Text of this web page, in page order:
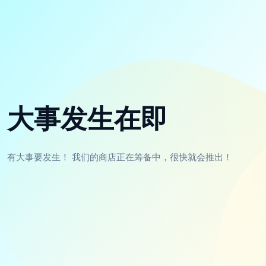
大事发生在即
有大事要发生！ 我们的商店正在筹备中，很快就会推出！